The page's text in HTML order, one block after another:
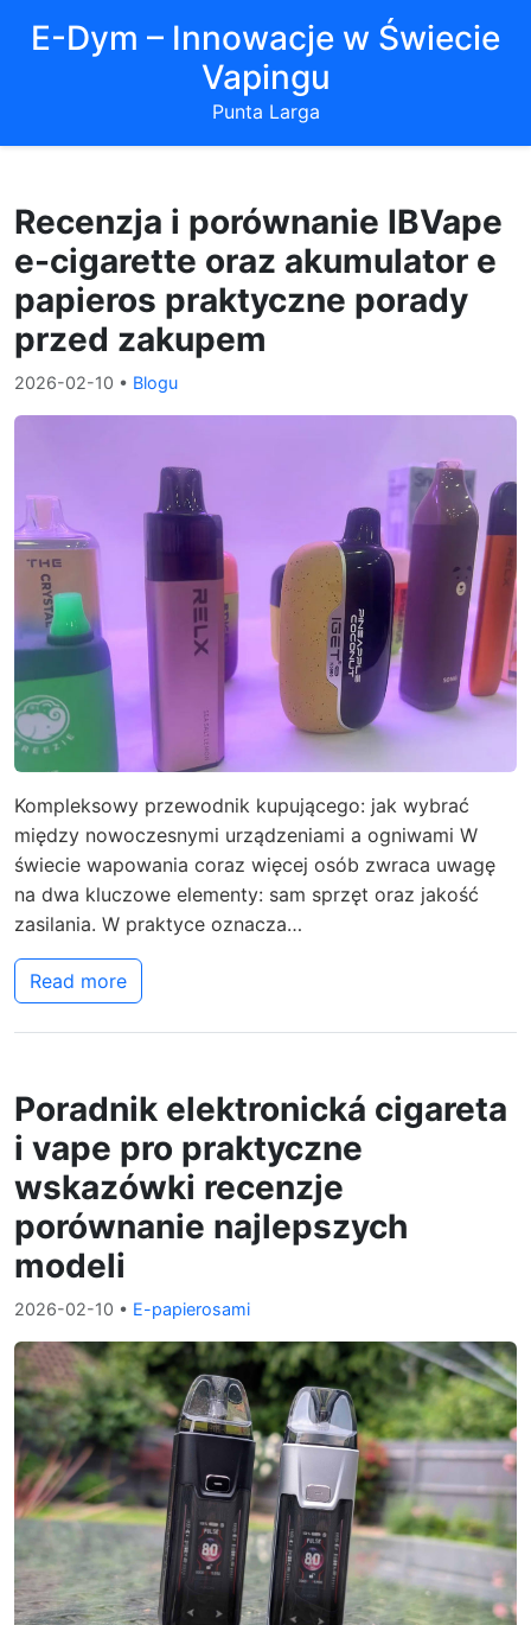
E-Dym – Innowacje w Świecie
Vapingu
Punta Larga
Recenzja i porównanie IBVape
e-cigarette oraz akumulator e
papieros praktyczne porady
przed zakupem
2026-02-10 • Blogu
Kompleksowy przewodnik kupującego: jak wybrać
między nowoczesnymi urządzeniami a ogniwami W
świecie wapowania coraz więcej osób zwraca uwagę
na dwa kluczowe elementy: sam sprzęt oraz jakość
zasilania. W praktyce oznacza…
Read more
Poradnik elektronická cigareta
i vape pro praktyczne
wskazówki recenzje
porównanie najlepszych
modeli
2026-02-10 • E-papierosami